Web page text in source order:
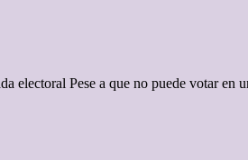
electoral Pese a que no puede votar en